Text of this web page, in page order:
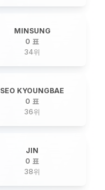
MINSUNG
0 표
34위
SEO KYOUNGBAE
0 표
36위
JIN
0 표
38위